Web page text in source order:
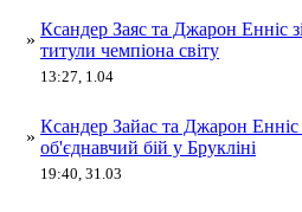
»
Ксандер Заяс та Джарон Енніс
титули чемпіона світу
13:27, 1.04
»
Ксандер Зайас та Джарон
об'єднавчий бій у Брукліні
19:40, 31.03